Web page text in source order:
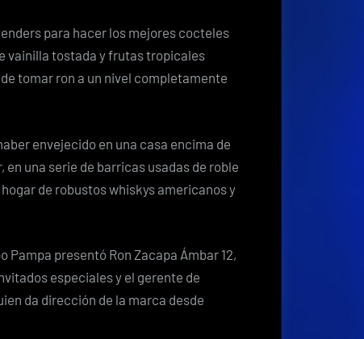
que
promete
«bartenders»
para hacer los mejores cocteles
vainilla tostada y frutas tropicales
tomar ron a un nivel completamente
envejecido en una casa encima de
una serie de barricas usadas de roble
de robustos whiskys americanos y
Pampa presentó Ron Zacapa Ámbar 12,
especiales y el gerente de
da dirección de la marca desde